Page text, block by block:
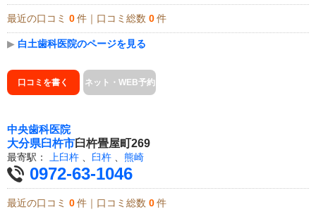
最近の口コミ 0 件｜口コミ総数 0 件
▶ 白土歯科医院のページを見る
口コミを書く ネット・WEB予約
中央歯科医院
大分県臼杵市臼杵畳屋町269
最寄駅： 上臼杵 、 臼杵 、 熊崎
0972-63-1046
最近の口コミ 0 件｜口コミ総数 0 件